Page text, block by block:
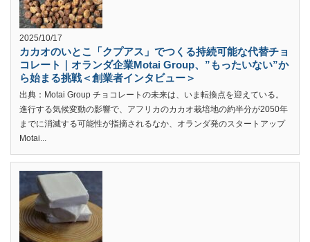
2025/10/17
カカオのいとこ「クプアス」でつくる持続可能な代替チョ
コレート｜オランダ企業Motai Group、”もったいない”か
ら始まる挑戦＜創業者インタビュー＞
出典：Motai Group チョコレートの未来は、いま転換点を迎えている。
進行する気候変動の影響で、アフリカのカカオ栽培地の約半分が2050年
までに消滅する可能性が指摘されるなか、オランダ発のスタートアップ
Motai...